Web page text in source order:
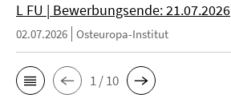
L FU | Bewerbungsende: 21.07.2026
02.07.2026 Osteuropa-Institut
1 / 10